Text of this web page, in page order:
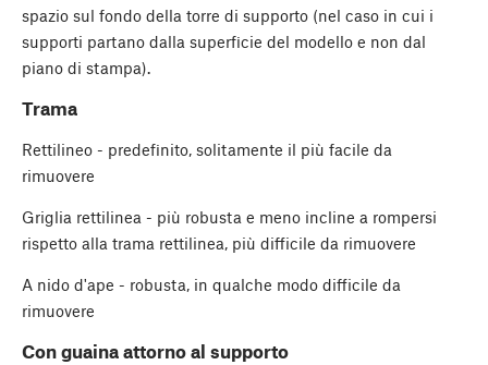
spazio sul fondo della torre di supporto (nel caso in cui i
supporti partano dalla superficie del modello e non dal
piano di stampa).
Trama
Rettilineo - predefinito, solitamente il più facile da
rimuovere
Griglia rettilinea - più robusta e meno incline a rompersi
rispetto alla trama rettilinea, più difficile da rimuovere
A nido d'ape - robusta, in qualche modo difficile da
rimuovere
Con guaina attorno al supporto